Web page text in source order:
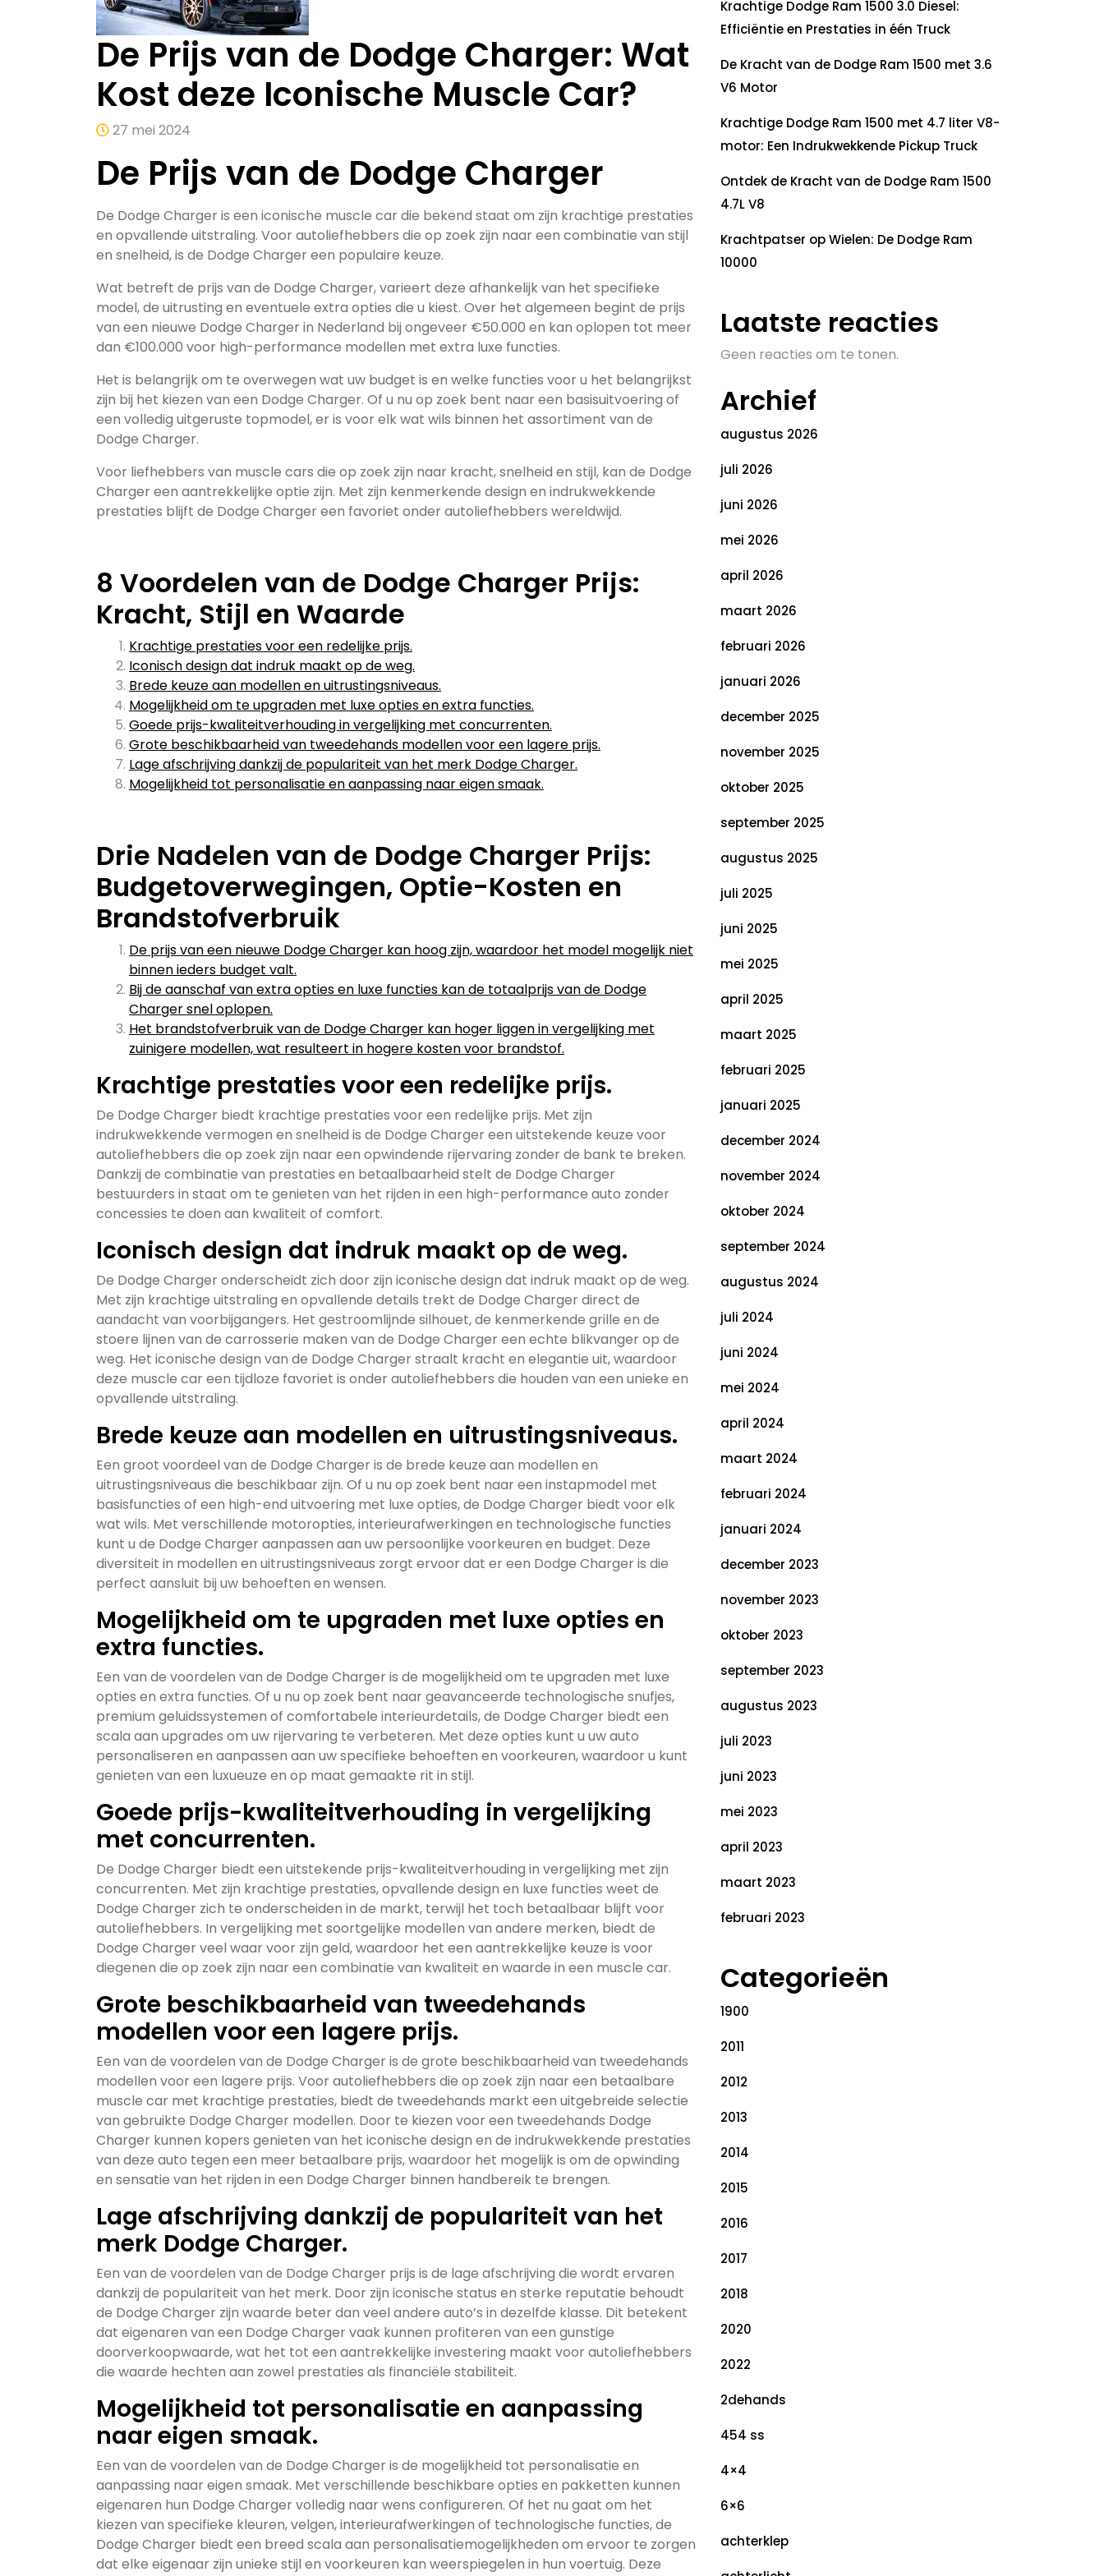
De Prijs van de Dodge Charger: Wat
Kost deze Iconische Muscle Car?
27 mei 2024
De Prijs van de Dodge Charger
De Dodge Charger is een iconische muscle car die bekend staat om zijn krachtige prestaties
en opvallende uitstraling. Voor autoliefhebbers die op zoek zijn naar een combinatie van stijl
en snelheid, is de Dodge Charger een populaire keuze.
Wat betreft de prijs van de Dodge Charger, varieert deze afhankelijk van het specifieke
model, de uitrusting en eventuele extra opties die u kiest. Over het algemeen begint de prijs
van een nieuwe Dodge Charger in Nederland bij ongeveer €50.000 en kan oplopen tot meer
dan €100.000 voor high-performance modellen met extra luxe functies.
Het is belangrijk om te overwegen wat uw budget is en welke functies voor u het belangrijkst
zijn bij het kiezen van een Dodge Charger. Of u nu op zoek bent naar een basisuitvoering of
een volledig uitgeruste topmodel, er is voor elk wat wils binnen het assortiment van de
Dodge Charger.
Voor liefhebbers van muscle cars die op zoek zijn naar kracht, snelheid en stijl, kan de Dodge
Charger een aantrekkelijke optie zijn. Met zijn kenmerkende design en indrukwekkende
prestaties blijft de Dodge Charger een favoriet onder autoliefhebbers wereldwijd.
8 Voordelen van de Dodge Charger Prijs:
Kracht, Stijl en Waarde
Krachtige prestaties voor een redelijke prijs.
Iconisch design dat indruk maakt op de weg.
Brede keuze aan modellen en uitrustingsniveaus.
Mogelijkheid om te upgraden met luxe opties en extra functies.
Goede prijs-kwaliteitverhouding in vergelijking met concurrenten.
Grote beschikbaarheid van tweedehands modellen voor een lagere prijs.
Lage afschrijving dankzij de populariteit van het merk Dodge Charger.
Mogelijkheid tot personalisatie en aanpassing naar eigen smaak.
Drie Nadelen van de Dodge Charger Prijs:
Budgetoverwegingen, Optie-Kosten en
Brandstofverbruik
De prijs van een nieuwe Dodge Charger kan hoog zijn, waardoor het model mogelijk niet
binnen ieders budget valt.
Bij de aanschaf van extra opties en luxe functies kan de totaalprijs van de Dodge
Charger snel oplopen.
Het brandstofverbruik van de Dodge Charger kan hoger liggen in vergelijking met
zuinigere modellen, wat resulteert in hogere kosten voor brandstof.
Krachtige prestaties voor een redelijke prijs.
De Dodge Charger biedt krachtige prestaties voor een redelijke prijs. Met zijn
indrukwekkende vermogen en snelheid is de Dodge Charger een uitstekende keuze voor
autoliefhebbers die op zoek zijn naar een opwindende rijervaring zonder de bank te breken.
Dankzij de combinatie van prestaties en betaalbaarheid stelt de Dodge Charger
bestuurders in staat om te genieten van het rijden in een high-performance auto zonder
concessies te doen aan kwaliteit of comfort.
Iconisch design dat indruk maakt op de weg.
De Dodge Charger onderscheidt zich door zijn iconische design dat indruk maakt op de weg.
Met zijn krachtige uitstraling en opvallende details trekt de Dodge Charger direct de
aandacht van voorbijgangers. Het gestroomlijnde silhouet, de kenmerkende grille en de
stoere lijnen van de carrosserie maken van de Dodge Charger een echte blikvanger op de
weg. Het iconische design van de Dodge Charger straalt kracht en elegantie uit, waardoor
deze muscle car een tijdloze favoriet is onder autoliefhebbers die houden van een unieke en
opvallende uitstraling.
Brede keuze aan modellen en uitrustingsniveaus.
Een groot voordeel van de Dodge Charger is de brede keuze aan modellen en
uitrustingsniveaus die beschikbaar zijn. Of u nu op zoek bent naar een instapmodel met
basisfuncties of een high-end uitvoering met luxe opties, de Dodge Charger biedt voor elk
wat wils. Met verschillende motoropties, interieurafwerkingen en technologische functies
kunt u de Dodge Charger aanpassen aan uw persoonlijke voorkeuren en budget. Deze
diversiteit in modellen en uitrustingsniveaus zorgt ervoor dat er een Dodge Charger is die
perfect aansluit bij uw behoeften en wensen.
Mogelijkheid om te upgraden met luxe opties en
extra functies.
Een van de voordelen van de Dodge Charger is de mogelijkheid om te upgraden met luxe
opties en extra functies. Of u nu op zoek bent naar geavanceerde technologische snufjes,
premium geluidssystemen of comfortabele interieurdetails, de Dodge Charger biedt een
scala aan upgrades om uw rijervaring te verbeteren. Met deze opties kunt u uw auto
personaliseren en aanpassen aan uw specifieke behoeften en voorkeuren, waardoor u kunt
genieten van een luxueuze en op maat gemaakte rit in stijl.
Goede prijs-kwaliteitverhouding in vergelijking
met concurrenten.
De Dodge Charger biedt een uitstekende prijs-kwaliteitverhouding in vergelijking met zijn
concurrenten. Met zijn krachtige prestaties, opvallende design en luxe functies weet de
Dodge Charger zich te onderscheiden in de markt, terwijl het toch betaalbaar blijft voor
autoliefhebbers. In vergelijking met soortgelijke modellen van andere merken, biedt de
Dodge Charger veel waar voor zijn geld, waardoor het een aantrekkelijke keuze is voor
diegenen die op zoek zijn naar een combinatie van kwaliteit en waarde in een muscle car.
Grote beschikbaarheid van tweedehands
modellen voor een lagere prijs.
Een van de voordelen van de Dodge Charger is de grote beschikbaarheid van tweedehands
modellen voor een lagere prijs. Voor autoliefhebbers die op zoek zijn naar een betaalbare
muscle car met krachtige prestaties, biedt de tweedehands markt een uitgebreide selectie
van gebruikte Dodge Charger modellen. Door te kiezen voor een tweedehands Dodge
Charger kunnen kopers genieten van het iconische design en de indrukwekkende prestaties
van deze auto tegen een meer betaalbare prijs, waardoor het mogelijk is om de opwinding
en sensatie van het rijden in een Dodge Charger binnen handbereik te brengen.
Lage afschrijving dankzij de populariteit van het
merk Dodge Charger.
Een van de voordelen van de Dodge Charger prijs is de lage afschrijving die wordt ervaren
dankzij de populariteit van het merk. Door zijn iconische status en sterke reputatie behoudt
de Dodge Charger zijn waarde beter dan veel andere auto’s in dezelfde klasse. Dit betekent
dat eigenaren van een Dodge Charger vaak kunnen profiteren van een gunstige
doorverkoopwaarde, wat het tot een aantrekkelijke investering maakt voor autoliefhebbers
die waarde hechten aan zowel prestaties als financiële stabiliteit.
Mogelijkheid tot personalisatie en aanpassing
naar eigen smaak.
Een van de voordelen van de Dodge Charger is de mogelijkheid tot personalisatie en
aanpassing naar eigen smaak. Met verschillende beschikbare opties en pakketten kunnen
eigenaren hun Dodge Charger volledig naar wens configureren. Of het nu gaat om het
kiezen van specifieke kleuren, velgen, interieurafwerkingen of technologische functies, de
Dodge Charger biedt een breed scala aan personalisatiemogelijkheden om ervoor te zorgen
dat elke eigenaar zijn unieke stijl en voorkeuren kan weerspiegelen in hun voertuig. Deze
Krachtige Dodge Ram 1500 3.0 Diesel:
Efficiëntie en Prestaties in één Truck
De Kracht van de Dodge Ram 1500 met 3.6
V6 Motor
Krachtige Dodge Ram 1500 met 4.7 liter V8-
motor: Een Indrukwekkende Pickup Truck
Ontdek de Kracht van de Dodge Ram 1500
4.7L V8
Krachtpatser op Wielen: De Dodge Ram
10000
Laatste reacties
Geen reacties om te tonen.
Archief
augustus 2026
juli 2026
juni 2026
mei 2026
april 2026
maart 2026
februari 2026
januari 2026
december 2025
november 2025
oktober 2025
september 2025
augustus 2025
juli 2025
juni 2025
mei 2025
april 2025
maart 2025
februari 2025
januari 2025
december 2024
november 2024
oktober 2024
september 2024
augustus 2024
juli 2024
juni 2024
mei 2024
april 2024
maart 2024
februari 2024
januari 2024
december 2023
november 2023
oktober 2023
september 2023
augustus 2023
juli 2023
juni 2023
mei 2023
april 2023
maart 2023
februari 2023
Categorieën
1900
2011
2012
2013
2014
2015
2016
2017
2018
2020
2022
2dehands
454 ss
4×4
6×6
achterklep